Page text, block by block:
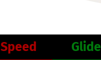
Speed Glide